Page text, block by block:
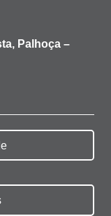
Palhoça –